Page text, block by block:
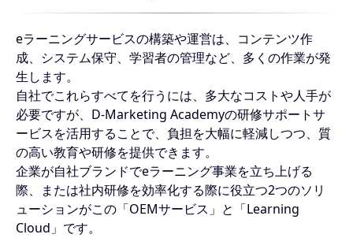
eラーニングサービスの構築や運営は、コンテンツ作
成、システム保守、学習者の管理など、多くの作業が発
生します。
自社でこれらすべてを行うには、多大なコストや人手が
必要ですが、D-Marketing Academyの研修サポートサ
ービスを活用することで、負担を大幅に軽減しつつ、質
の高い教育や研修を提供できます。
企業が自社ブランドでeラーニング事業を立ち上げる
際、または社内研修を効率化する際に役立つ2つのソリ
ューションがこの「OEMサービス」と「Learning
Cloud」です。